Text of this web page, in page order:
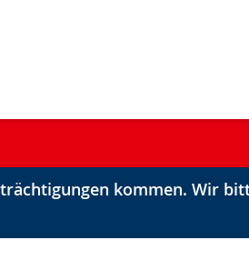
kommen. Wir